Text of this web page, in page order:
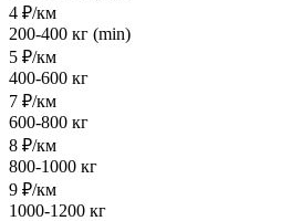
4 ₽/км
200-400 кг (min)
5 ₽/км
400-600 кг
7 ₽/км
600-800 кг
8 ₽/км
800-1000 кг
9 ₽/км
1000-1200 кг